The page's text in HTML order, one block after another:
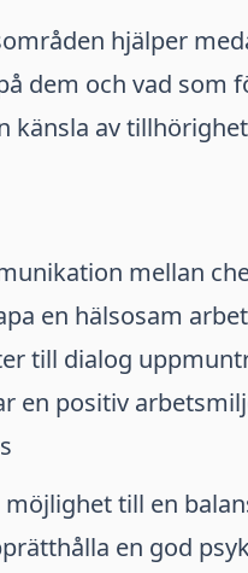
hjälper
dem och vad som
känsla av
mellan
en hälsosam
till dialog
en positiv
till en
en god